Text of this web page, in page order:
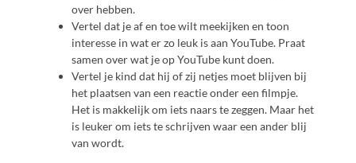
over hebben.
Vertel dat je af en toe wilt meekijken en toon
interesse in wat er zo leuk is aan YouTube. Praat
samen over wat je op YouTube kunt doen.
Vertel je kind dat hij of zij netjes moet blijven bij
het plaatsen van een reactie onder een filmpje.
Het is makkelijk om iets naars te zeggen. Maar het
is leuker om iets te schrijven waar een ander blij
van wordt.